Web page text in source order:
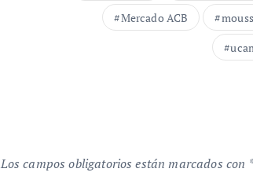
Mercado ACB
Los campos obligatorios están marcados con *